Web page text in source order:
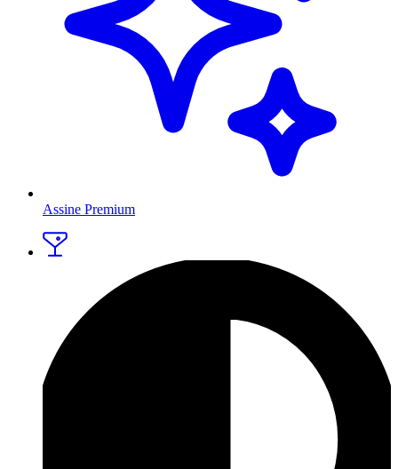
Assine Premium